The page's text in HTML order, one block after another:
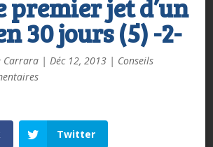
premier jet d’un
30 jours (5) -2-
Carrara| Déc 12, 2013| Conseils
Twitter